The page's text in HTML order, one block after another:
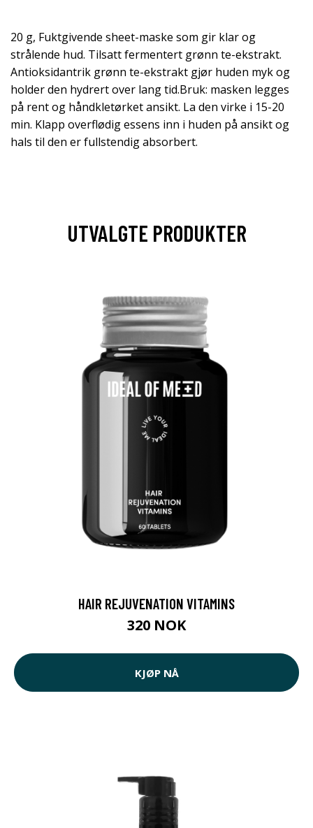
20 g, Fuktgivende sheet-maske som gir klar og
strålende hud. Tilsatt fermentert grønn te-ekstrakt.
Antioksidantrik grønn te-ekstrakt gjør huden myk og
holder den hydrert over lang tid.Bruk: masken legges
på rent og håndkletørket ansikt. La den virke i 15-20
min. Klapp overflødig essens inn i huden på ansikt og
hals til den er fullstendig absorbert.
UTVALGTE PRODUKTER
HAIR REJUVENATION VITAMINS
320 NOK
KJØP NÅ